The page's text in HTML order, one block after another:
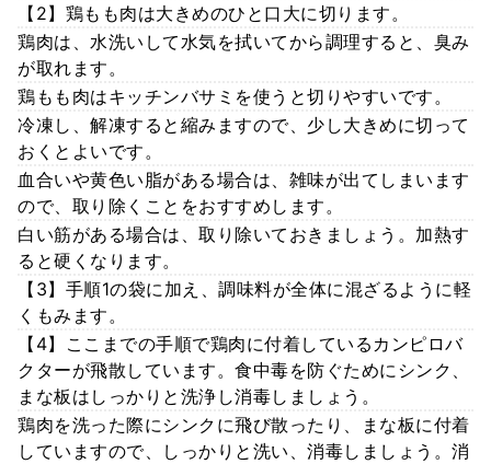
【2】鶏もも肉は大きめのひと口大に切ります。
鶏肉は、水洗いして水気を拭いてから調理すると、臭み
が取れます。
鶏もも肉はキッチンバサミを使うと切りやすいです。
冷凍し、解凍すると縮みますので、少し大きめに切って
おくとよいです。
血合いや黄色い脂がある場合は、雑味が出てしまいます
ので、取り除くことをおすすめします。
白い筋がある場合は、取り除いておきましょう。加熱す
ると硬くなります。
【3】手順1の袋に加え、調味料が全体に混ざるように軽
くもみます。
【4】ここまでの手順で鶏肉に付着しているカンピロバ
クターが飛散しています。食中毒を防ぐためにシンク、
まな板はしっかりと洗浄し消毒しましょう。
鶏肉を洗った際にシンクに飛び散ったり、まな板に付着
していますので、しっかりと洗い、消毒しましょう。消